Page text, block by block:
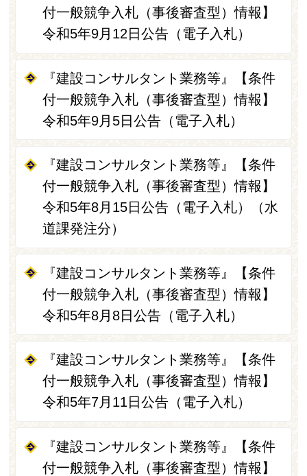
付一般競争入札（事後審査型）情報】
令和5年9月12日公告（電子入札）
『建設コンサルタント業務等』【条件
付一般競争入札（事後審査型）情報】
令和5年9月5日公告（電子入札）
『建設コンサルタント業務等』【条件
付一般競争入札（事後審査型）情報】
令和5年8月15日公告（電子入札）（水
道課発注分）
『建設コンサルタント業務等』【条件
付一般競争入札（事後審査型）情報】
令和5年8月8日公告（電子入札）
『建設コンサルタント業務等』【条件
付一般競争入札（事後審査型）情報】
令和5年7月11日公告（電子入札）
『建設コンサルタント業務等』【条件
付一般競争入札（事後審査型）情報】